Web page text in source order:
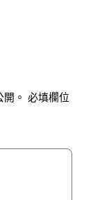
。 必填欄位